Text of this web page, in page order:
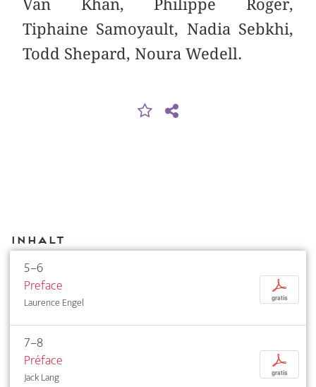
Van Khan, Philippe Roger,
Tiphaine Samoyault, Nadia Sebkhi,
Todd Shepard, Noura Wedell.
Inhalt
5–6
Preface
Laurence Engel
p
gratis
7–8
Préface
Jack Lang
p
gratis